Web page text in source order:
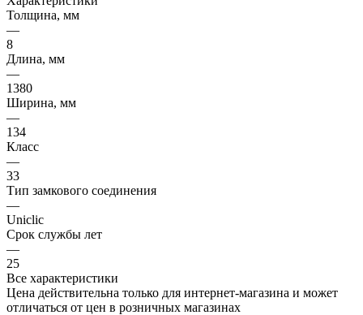
Толщина, мм
—
8
Длина, мм
—
1380
Ширина, мм
—
134
Класс
—
33
Тип замкового соединения
—
Uniclic
Срок службы лет
—
25
Все характеристики
Цена действительна только для интернет-магазина и может
отличаться от цен в розничных магазинах